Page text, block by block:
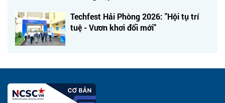
Techfest Hải Phòng 2026: "Hội tụ trí
tuệ - Vươn khơi đổi mới"